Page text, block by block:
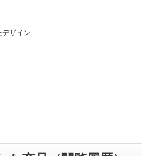
デザイン